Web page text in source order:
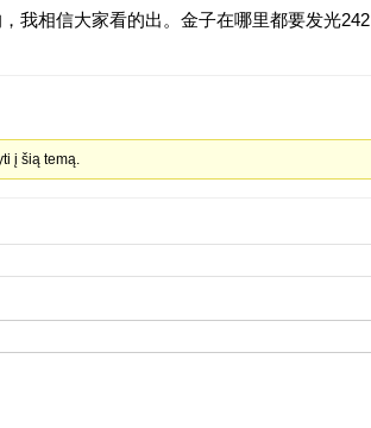
我相信大家看的出。金子在哪里都要发光242
į šią temą.